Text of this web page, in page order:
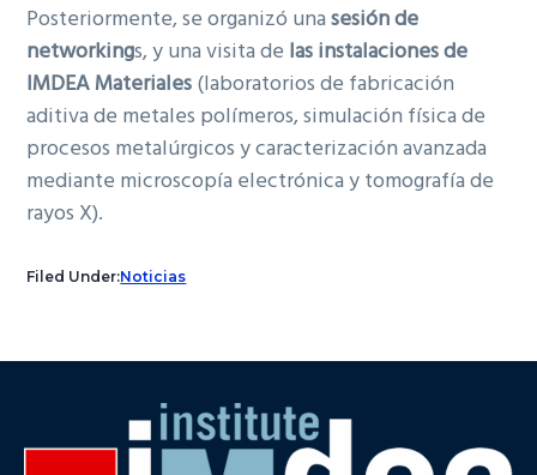
Posteriormente, se organizó unasesión de
networkings, y una visita de lasinstalaciones de
IMDEA Materiales(laboratorios de fabricación
aditiva de metales polímeros, simulación física de
procesos metalúrgicos y caracterización avanzada
mediante microscopía electrónica y tomografía de
rayos X).
Filed Under:Noticias